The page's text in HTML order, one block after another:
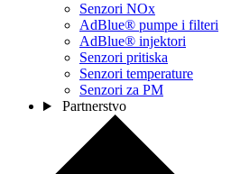
Senzori NOx
AdBlue® pumpe i filteri
AdBlue® injektori
Senzori pritiska
Senzori temperature
Senzori za PM
Partnerstvo